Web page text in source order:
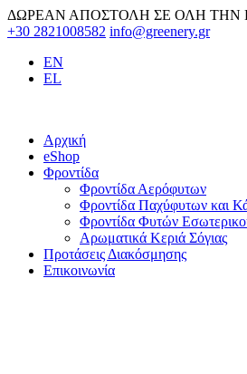
Skip
to
ΔΩΡΕΑΝ ΑΠΟΣΤΟΛΗ ΣΕ ΟΛΗ ΤΗΝ
+30 2821008582 info@greenery.gr
EN
EL
Αρχική
eShop
Φροντίδα
Φροντίδα Αερόφυτων
Φροντίδα Παχύφυτων και
Φροντίδα Φυτών
Αρωματικά Κεριά Σόγιας
Προτάσεις Διακόσμησης
Επικοινωνία